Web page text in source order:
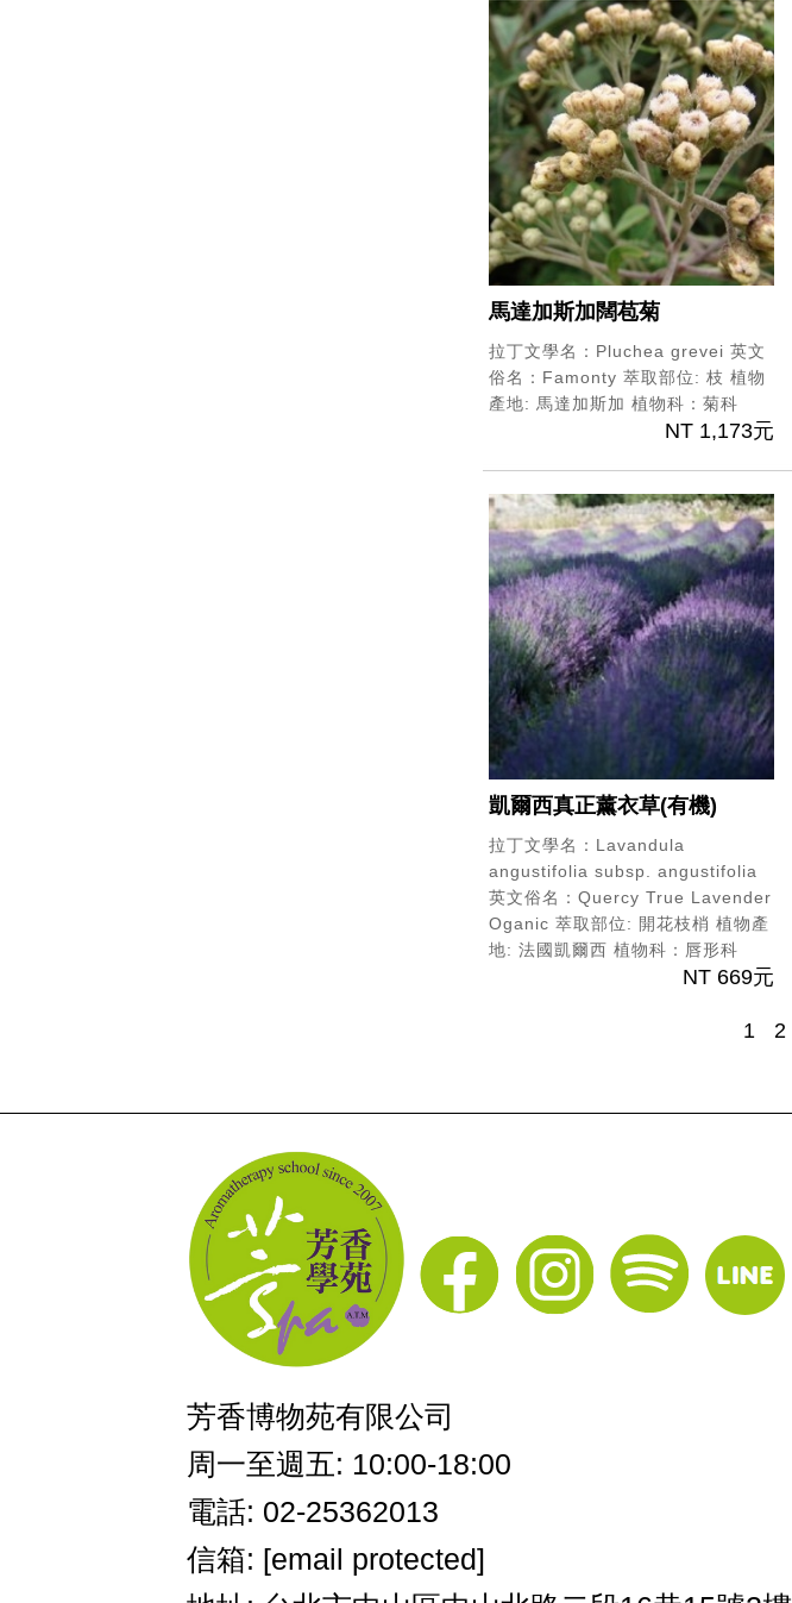
馬達加斯加闊苞菊
拉丁文學名：Pluchea grevei 英文
俗名：Famonty 萃取部位: 枝 植物
產地: 馬達加斯加 植物科：菊科
NT 1,173元
凱爾西真正薰衣草(有機)
拉丁文學名：Lavandula
angustifolia subsp. angustifolia
英文俗名：Quercy True Lavender
Oganic 萃取部位: 開花枝梢 植物產
地: 法國凱爾西 植物科：唇形科
NT 669元
1 2
芳香博物苑有限公司
周一至週五: 10:00-18:00
電話: 02-25362013
信箱: [email protected]